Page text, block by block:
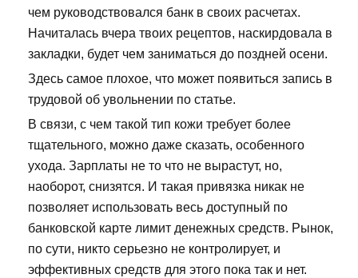
чем руководствовался банк в своих расчетах.
Начиталась вчера твоих рецептов, наскирдовала в
закладки, будет чем заниматься до поздней осени.
Здесь самое плохое, что может появиться запись в
трудовой об увольнении по статье.
В связи, с чем такой тип кожи требует более
тщательного, можно даже сказать, особенного
ухода. Зарплаты не то что не вырастут, но,
наоборот, снизятся. И такая привязка никак не
позволяет использовать весь доступный по
банковской карте лимит денежных средств. Рынок,
по сути, никто серьезно не контролирует, и
эффективных средств для этого пока так и нет.